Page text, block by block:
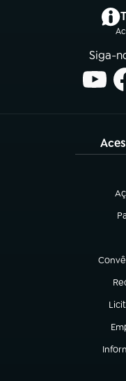
Siga-
(abre